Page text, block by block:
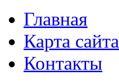
Главная
Карта сайта
Контакты